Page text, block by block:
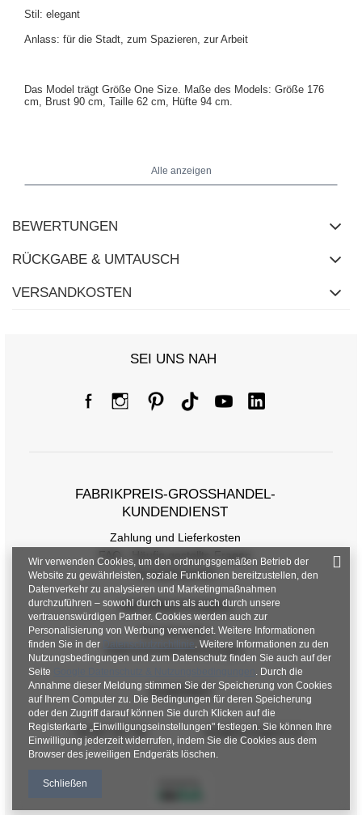
Stil: elegant
Anlass: für die Stadt, zum Spazieren, zur Arbeit
Das Model trägt Größe One Size. Maße des Models: Größe 176
cm, Brust 90 cm, Taille 62 cm, Hüfte 94 cm.
den Achseln - 46 cm, Ärmellänge - 71 cm (von der Naht), Breite an
der Hüfte - 57 cm, Gesamtlänge - 64 cm (Rücken), Gesamtlänge -
58 cm (Vorderseite).
Alle anzeigen
BEWERTUNGEN
RÜCKGABE & UMTAUSCH
VERSANDKOSTEN
SEI UNS NAH
FABRIKPREIS-GROSSHANDEL-K
UNDENDIENST
Zahlung und Lieferkosten
FAQ - Häufig gestellte Fragen
Rückgabepolitik
INFORMATIONEN
Verordnungen
Datenschutzbestimmungen
KONTAKT
+48 601 547 740 hurt@factoryprice.eu
Wir verwenden Cookies, um den ordnungsgemäßen Betrieb der
Website zu gewährleisten, soziale Funktionen bereitzustellen, den
Datenverkehr zu analysieren und Marketingmaßnahmen
durchzuführen – sowohl durch uns als auch durch unsere
vertrauenswürdigen Partner. Cookies werden auch zur
Personalisierung von Werbung verwendet. Weitere Informationen
finden Sie in der
Datenschutzrichtlinie. Weitere Informationen zu den
Nutzungsbedingungen und zum Datenschutz finden Sie auch auf der
Seite
. Durch die
Annahme dieser Meldung stimmen Sie der Speicherung von Cookies
auf Ihrem Computer zu. Die Bedingungen für deren Speicherung
oder den Zugriff darauf können Sie durch Klicken auf die
Registerkarte „Einwilligungseinstellungen" festlegen. Sie können Ihre
Einwilligung jederzeit widerrufen, indem Sie die Cookies aus dem
Browser des jeweiligen Endgeräts löschen.
Schließen